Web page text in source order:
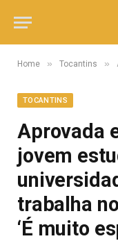
Home » Tocantins »
TOCANTINS
Aprovada
jovem
trabalha
‘É muito